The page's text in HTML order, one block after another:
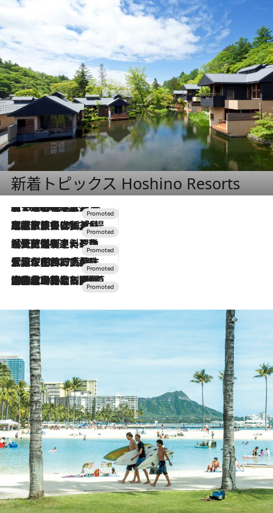
新着トピックス Hoshino Resorts
2026.8.7
【トンボの足水浴】ヒノキの香りに包まれて涼感マックス！約13℃の湧水かけ流しを避暑地「星野温泉 トンボの湯」で体験
2026.7.31
【ホテル帰省】という選択肢をOMOが提案。家族とほどよい距離を保つには「昼は実家、夜は気兼ねなくホテルで！」
2026.7.24
【夏限定ディナーコース】旬を迎える稚鮎や花ズッキーニなどをイタリア・トスカーナの郷土料理の手法で満喫！
2026.7.17
「土佐和ハーブかき氷」がOMO7高知に登場！生姜、山椒、大葉など目にも舌にも涼を呼ぶ郷土の味
2026.7.10
NEW OPEN！【界 草津】名湯の地に誕生。趣の異なる2種の温泉と上州ならではの会席・蕎麦割烹など美食を味わう究極の癒やし旅